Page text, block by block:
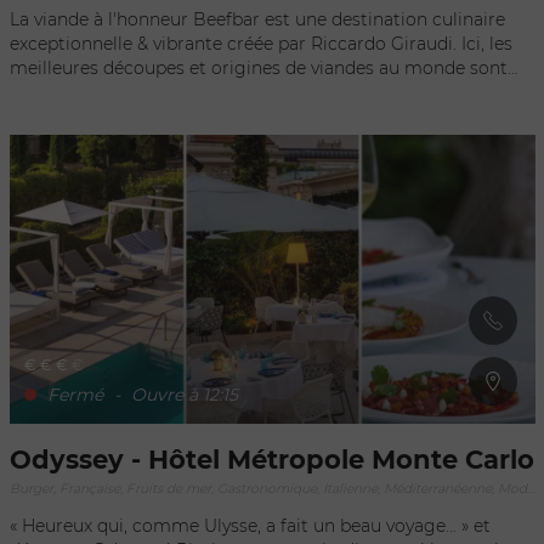
La viande à l'honneur Beefbar est une destination culinaire
exceptionnelle & vibrante créée par Riccardo Giraudi. Ici, les
meilleures découpes et origines de viandes au monde sont
populaires, ou les grille simplement dans des fours uniques.
Reflet d'une culture cosmopolite, la carte offre également
une sélection de street food, tiradito & tartare à partager,
préparés en toute simplicité. Le concept rompt avec les codes
classiques & rigides. A travers ses lignes architecturales et son
menu, Beefbar englobe toutes les sensations du luxe
moderne et offre une expérience carnassière totale.
€ € € €
Fermé - Ouvre à 12:15
Odyssey - Hôtel Métropole Monte Carlo
« Heureux qui, comme Ulysse, a fait un beau voyage… » et